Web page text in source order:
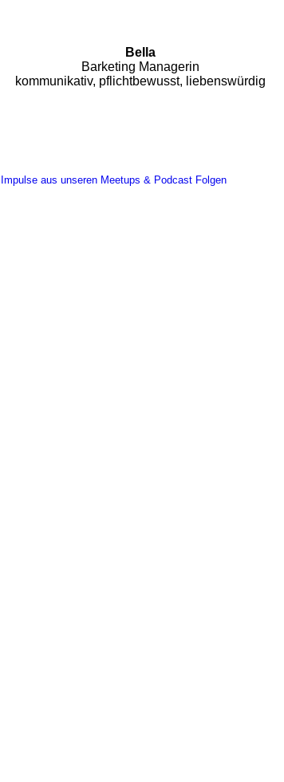
Bella
Barketing Managerin
kommunikativ, pflichtbewusst, liebenswürdig
aus unseren Meetups & Podcast Folgen